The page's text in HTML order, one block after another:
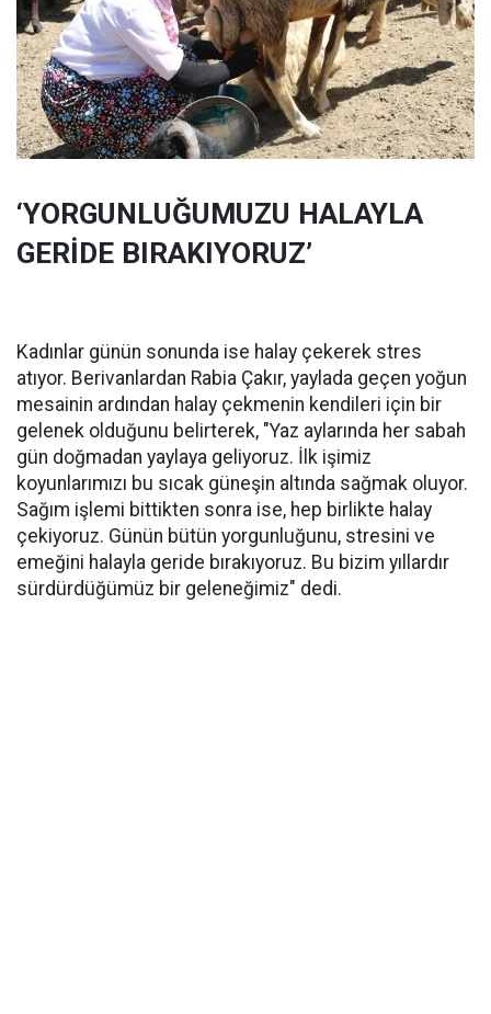
‘YORGUNLUĞUMUZU HALAYLA
GERİDE BIRAKIYORUZ’
Kadınlar günün sonunda ise halay çekerek stres
atıyor. Berivanlardan Rabia Çakır, yaylada geçen yoğun
mesainin ardından halay çekmenin kendileri için bir
gelenek olduğunu belirterek, "Yaz aylarında her sabah
gün doğmadan yaylaya geliyoruz. İlk işimiz
koyunlarımızı bu sıcak güneşin altında sağmak oluyor.
Sağım işlemi bittikten sonra ise, hep birlikte halay
çekiyoruz. Günün bütün yorgunluğunu, stresini ve
emeğini halayla geride bırakıyoruz. Bu bizim yıllardır
sürdürdüğümüz bir geleneğimiz" dedi.